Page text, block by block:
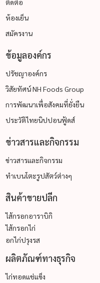
ห้องเย็น
สมัครงาน
ข้อมูลองค์กร
ปรัชญาองค์กร
วิสัยทัศน์ NH Foods Group
การพัฒนาเพื่อสังคมที่ยั่งยืน
ประวัติไทยนิปปอนฟู้ดส์
ข่าวสารและกิจกรรม
ข่าวสารและกิจกรรม
ทำเบนโตะรูปสัตว์ต่างๆ
สินค้าขายปลีก
ไส้กรอกอาราบิกิ
ไส้กรอกไก่
อกไก่ปรุงรส
ผลิตภัณฑ์ทางธุรกิจ
ไก่ทอดแช่แข็ง